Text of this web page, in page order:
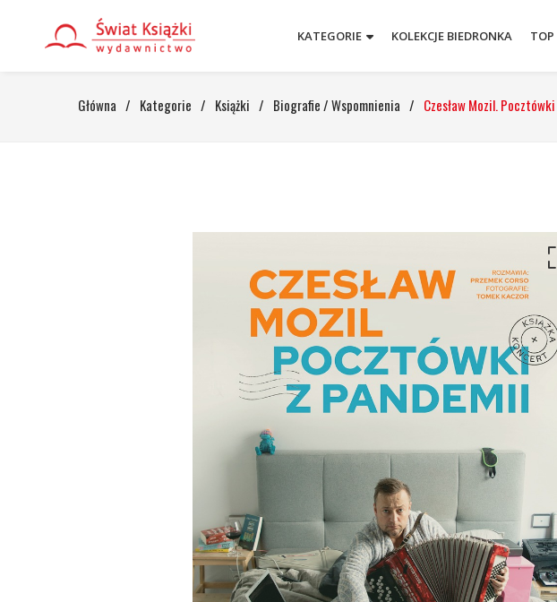
KATEGORIE KOLEKCJE BIEDRONKA TOP
Główna / Kategorie / Książki / Biografie / Wspomnienia / Czesław Mozil.